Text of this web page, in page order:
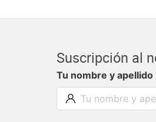
Suscripción al
Tu nombre y apellido